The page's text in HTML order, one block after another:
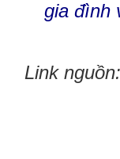
gia đình
Link